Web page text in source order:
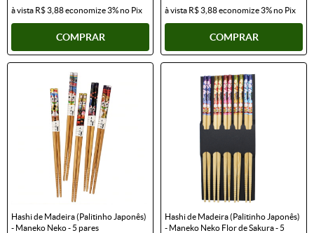
à vista R$ 3,88economize3%no Pix
COMPRAR
à vista R$ 3,88economize3%no Pix
COMPRAR
Hashi de Madeira (Palitinho Japonês)
- Maneko Neko - 5 pares
Hashi de Madeira (Palitinho Japonês)
- Maneko Neko Flor de Sakura - 5